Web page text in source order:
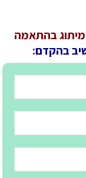
מיתוג בהתאמה
בהקדם: